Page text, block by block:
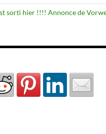
sorti hier !!!! Annonce de